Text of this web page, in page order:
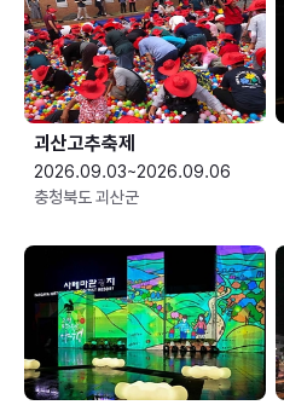
괴산고추축제
2026.09.03~2026.09.06
충청북도 괴산군